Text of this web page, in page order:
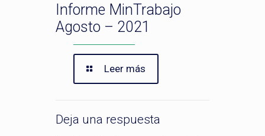
Informe MinTrabajo
Agosto – 2021
Leer más
Deja una respuesta